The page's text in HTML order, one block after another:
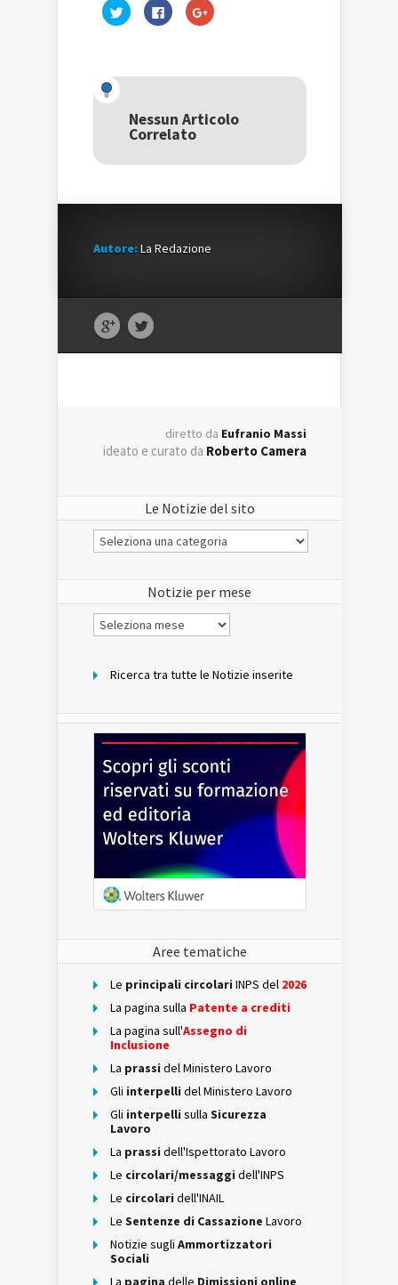
Fai
clic
una
nuova
finestra)
Fai
clic
nuova
finestra)
Fai
clic
una
nuova
Nessun Articolo
Correlato
Autore:La Redazione
diretto da Eufranio Massi
ideato e curato da Roberto Camera
Le Notizie del sito
Le
Notizie
Notizie per mese
Notizie
per
Ricerca tra tutte le Notizie inserite
Aree tematiche
Le principali circolari INPS del 2026
La pagina sulla Patente a crediti
La pagina sull'Assegno di
Inclusione
La prassi del Ministero Lavoro
Gli interpelli del Ministero Lavoro
Gli interpelli sulla Sicurezza
Lavoro
La prassi dell'Ispettorato Lavoro
Le circolari/messaggi dell'INPS
Le circolari dell'INAIL
Le Sentenze di Cassazione Lavoro
Notizie sugli Ammortizzatori
Sociali
La pagina delle Dimissioni online